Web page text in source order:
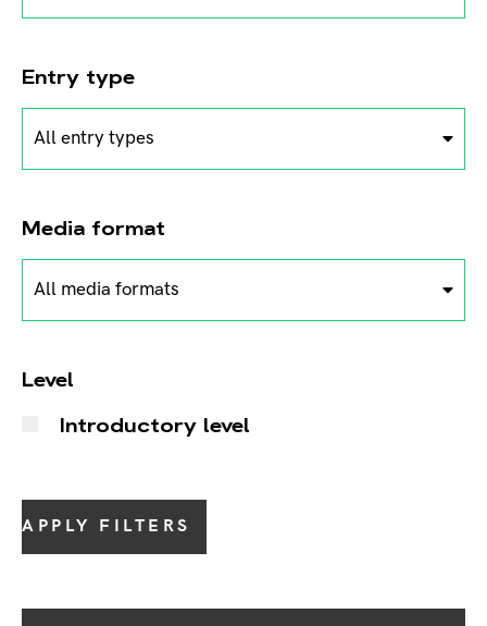
Entry type
All entry types
Media format
All media formats
Level
Introductory level
APPLY FILTERS